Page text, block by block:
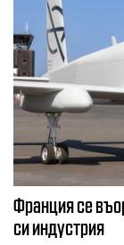
Франция се
си индустрия